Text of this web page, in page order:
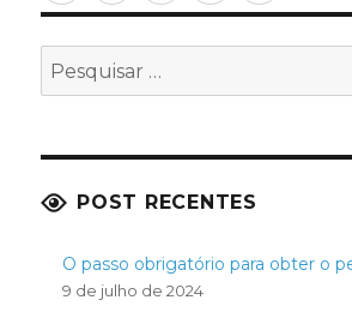
Pesquisar
POST RECENTES
O passo obrigatório para obter o
9 de julho de 2024